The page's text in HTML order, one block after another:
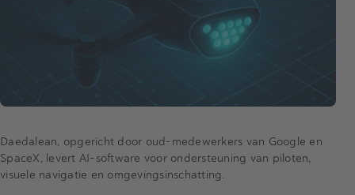
Daedalean, opgericht door oud-medewerkers van Google en
SpaceX, levert AI-software voor ondersteuning van piloten,
visuele navigatie en omgevingsinschatting.